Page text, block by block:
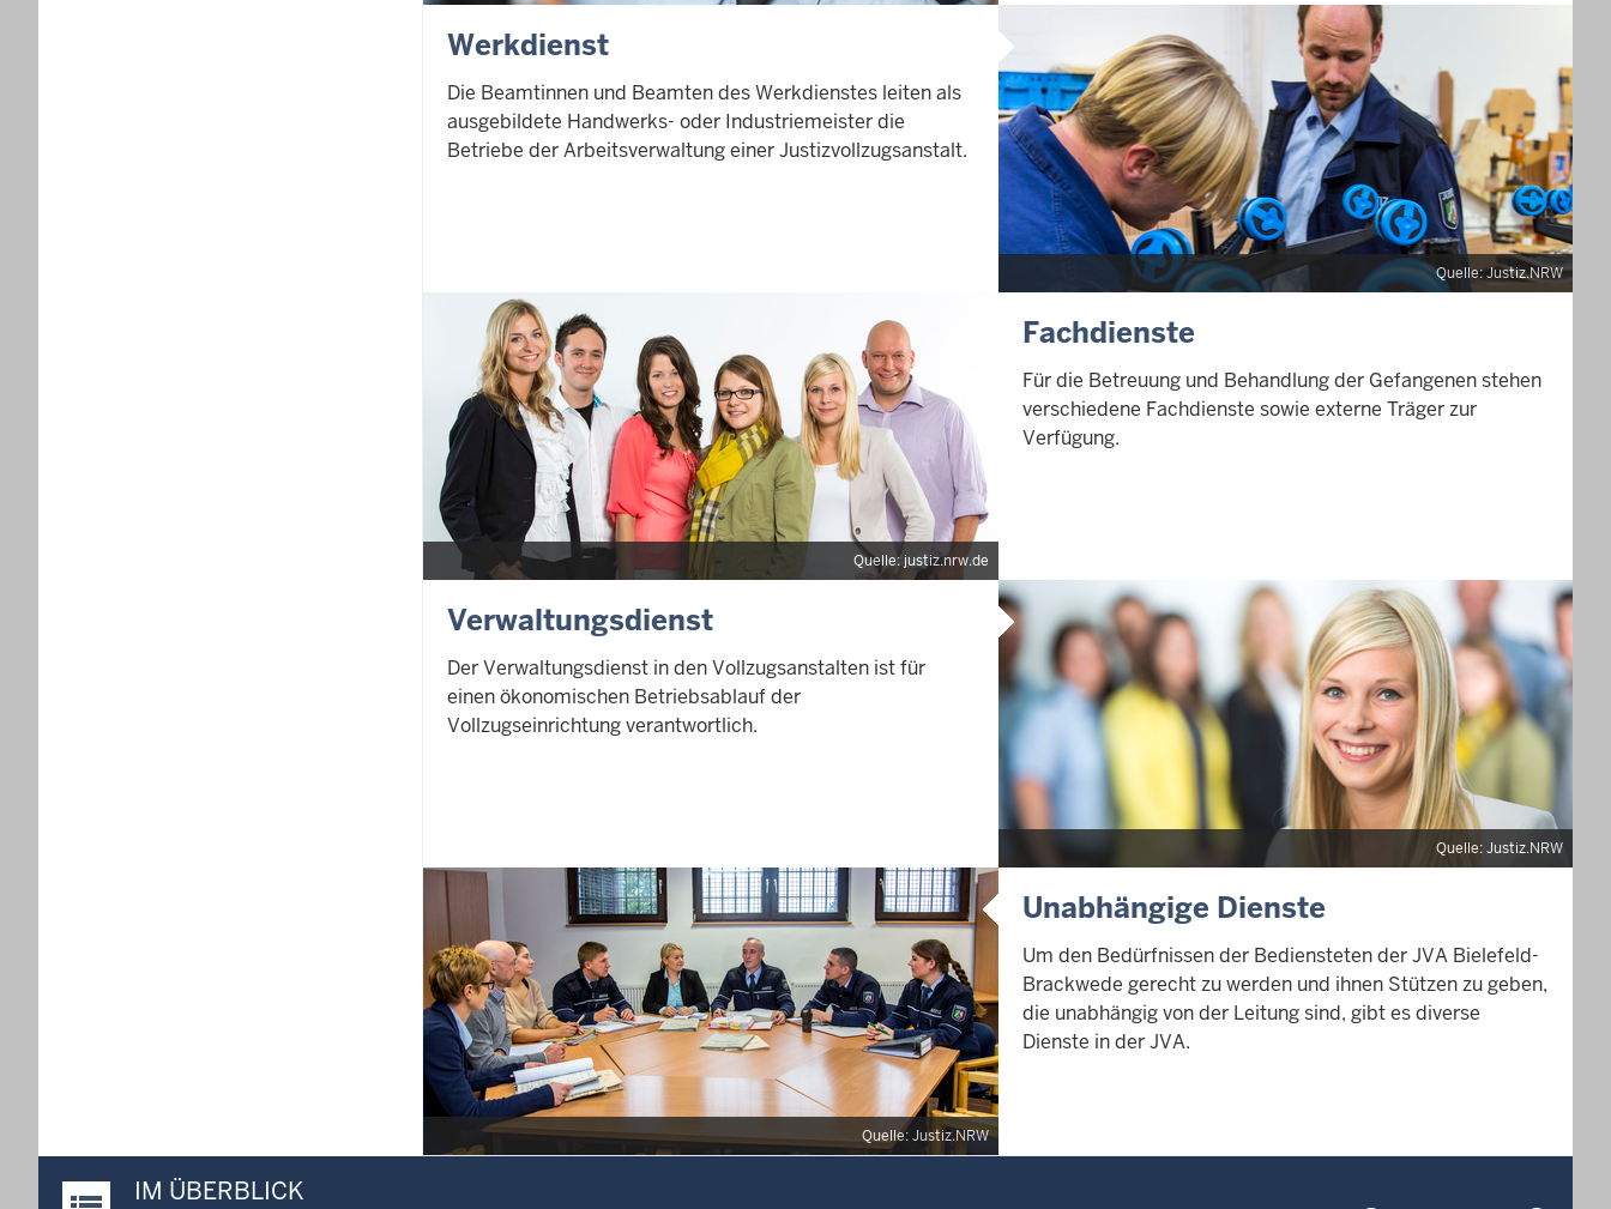
Quelle: Justiz.NRW
Werkdienst
Die Beamtinnen und Beamten des Werkdienstes leiten als
ausgebildete Handwerks- oder Industriemeister die
Betriebe der Arbeitsverwaltung einer Justizvollzugsanstalt.
Quelle: justiz.nrw.de
Fachdienste
Für die Betreuung und Behandlung der Gefangenen stehen
verschiedene Fachdienste sowie externe Träger zur
Verfügung.
Quelle: Justiz.NRW
Verwaltungsdienst
Der Verwaltungsdienst in den Vollzugsanstalten ist für
einen ökonomischen Betriebsablauf der
Vollzugseinrichtung verantwortlich.
Quelle: Justiz.NRW
Unabhängige Dienste
Um den Bedürfnissen der Bediensteten der JVA Bielefeld-
Brackwede gerecht zu werden und ihnen Stützen zu geben,
die unabhängig von der Leitung sind, gibt es diverse
Dienste in der JVA.
Justiz-Portal im Überblick:
IM ÜBERBLICK